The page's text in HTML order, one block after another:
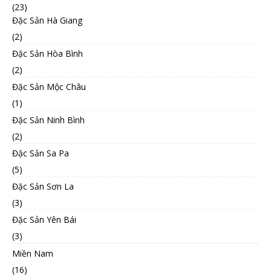
(23)
Đặc Sản Hà Giang
(2)
Đặc Sản Hòa Bình
(2)
Đặc Sản Mộc Châu
(1)
Đặc Sản Ninh Bình
(2)
Đặc Sản Sa Pa
(5)
Đặc Sản Sơn La
(3)
Đặc Sản Yên Bái
(3)
Miền Nam
(16)